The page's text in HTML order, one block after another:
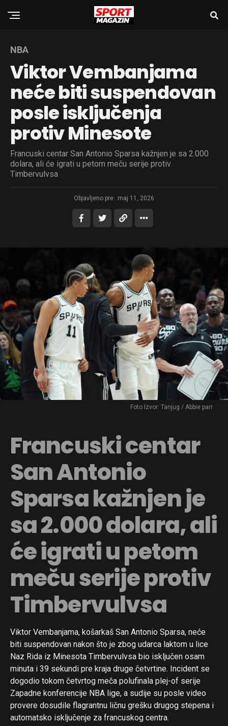
NBA
Viktor Vembanjama
neće biti suspendovan
posle isključenja
protiv Minesote
Francuski centar San Antonio Sparsa kažnjen je sa 2.000
dolara, ali će igrati u petom meču serije protiv
Timbervulvsa
Objavljeno pre: maj 11, 2026
Foto Izvor: Tanjug / Abbie parr
Francuski centar
San Antonio
Sparsa kažnjen je
sa 2.000 dolara, ali
će igrati u petom
meču serije protiv
Timbervulvsa
Viktor Vembanjama, košarkaš San Antonio Sparsa, neće
biti suspendovan nakon što je zbog udarca laktom u lice
Naz Rida iz Minesota Timbervulvsa bio isključen osam
minuta i 39 sekundi pre kraja druge četvrtine. Incident se
dogodio tokom četvrtog meča polufinala plej-of serije
Zapadne konferencije NBA lige, a sudije su posle video
provere dosudile flagrantnu ličnu grešku drugog stepena i
automatsko isključenje za francuskog centra.